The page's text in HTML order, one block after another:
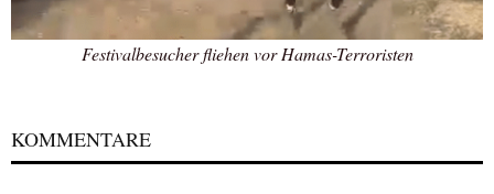
Festivalbesucher fliehen vor Hamas-Terroristen
KOMMENTARE